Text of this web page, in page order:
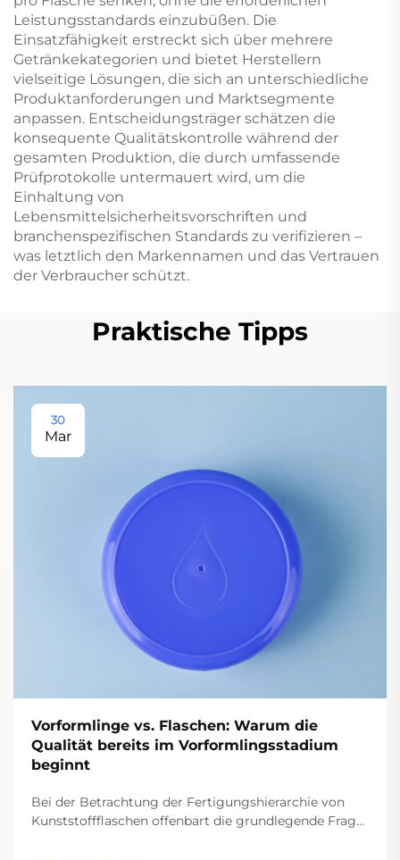
Leistungsstandards einzubüßen. Die
Einsatzfähigkeit erstreckt sich über mehrere
Getränkekategorien und bietet Herstellern
vielseitige Lösungen, die sich an unterschiedliche
Produktanforderungen und Marktsegmente
anpassen. Entscheidungsträger schätzen die
konsequente Qualitätskontrolle während der
gesamten Produktion, die durch umfassende
Prüfprotokolle untermauert wird, um die
Einhaltung von
Lebensmittelsicherheitsvorschriften und
branchenspezifischen Standards zu verifizieren –
was letztlich den Markennamen und das Vertrauen
der Verbraucher schützt.
Praktische Tipps
30
Mar
Vorformlinge vs. Flaschen: Warum die
Qualität bereits im Vorformlingsstadium
beginnt
Bei der Betrachtung der Fertigungshierarchie von
Kunststoffflaschen offenbart die grundlegende Frage